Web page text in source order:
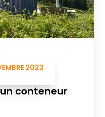
2023
conteneur